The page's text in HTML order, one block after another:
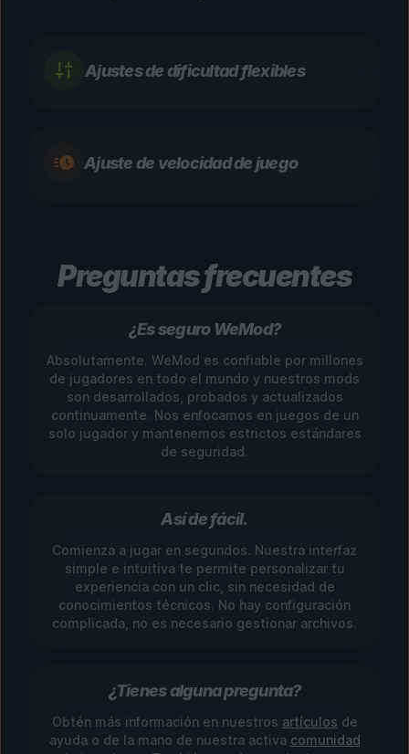
Ajustes de dificultad flexibles
Ajuste de velocidad de juego
Preguntas frecuentes
¿Es seguro WeMod?
Absolutamente. WeMod es confiable por millones
de jugadores en todo el mundo y nuestros mods
son desarrollados, probados y actualizados
continuamente. Nos enfocamos en juegos de un
solo jugador y mantenemos estrictos estándares
de seguridad.
Así de fácil.
Comienza a jugar en segundos. Nuestra interfaz
simple e intuitiva te permite personalizar tu
experiencia con un clic, sin necesidad de
conocimientos técnicos. No hay configuración
complicada, no es necesario gestionar archivos.
¿Tienes alguna pregunta?
Obtén más información en nuestros artículos de
ayuda o de la mano de nuestra activa comunidad